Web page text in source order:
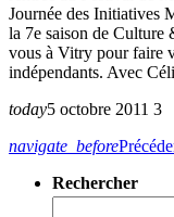
Journée des Initiatives
la 7e saison de Culture
vous à Vitry pour faire
indépendants. Avec
today5 octobre 2011 3
navigate_before
Rechercher